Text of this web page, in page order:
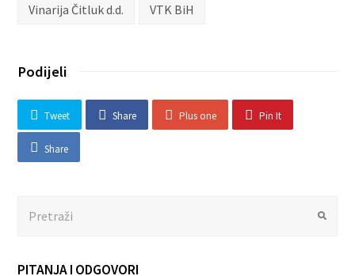
Vinarija Čitluk d.d. VTK BiH
Podijeli
Tweet Share Plus one Pin It
Share
Submit
PITANJA I ODGOVORI